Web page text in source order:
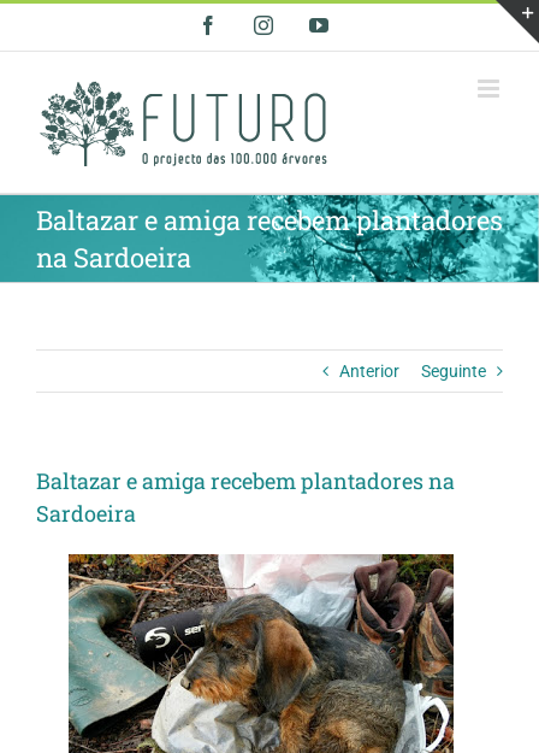
FacebookInstagramYouTube
Baltazar e amiga recebem plantadores
na Sardoeira
Anterior Seguinte
Baltazar e amiga recebem plantadores na
Sardoeira